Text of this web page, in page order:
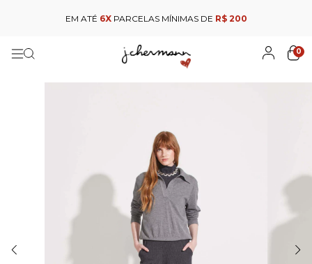
EM ATÉ 6XPARCELAS MÍNIMAS DE R$ 200
0